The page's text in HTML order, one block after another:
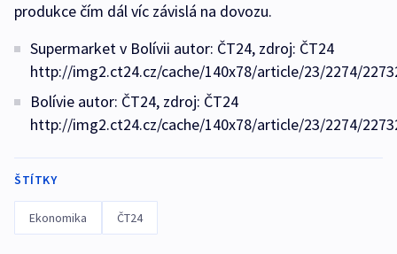
produkce čím dál víc závislá na dovozu.
Supermarket v Bolívii autor: ČT24, zdroj: ČT24
http://img2.ct24.cz/cache/140x78/article/23/2274/
Bolívie autor: ČT24, zdroj: ČT24
http://img2.ct24.cz/cache/140x78/article/23/2274/
ŠTÍTKY
Ekonomika ČT24